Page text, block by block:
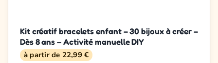
Kit créatif bracelets enfant – 30 bijoux à créer –
Dès 8 ans – Activité manuelle DIY
à partir de 22,99 €